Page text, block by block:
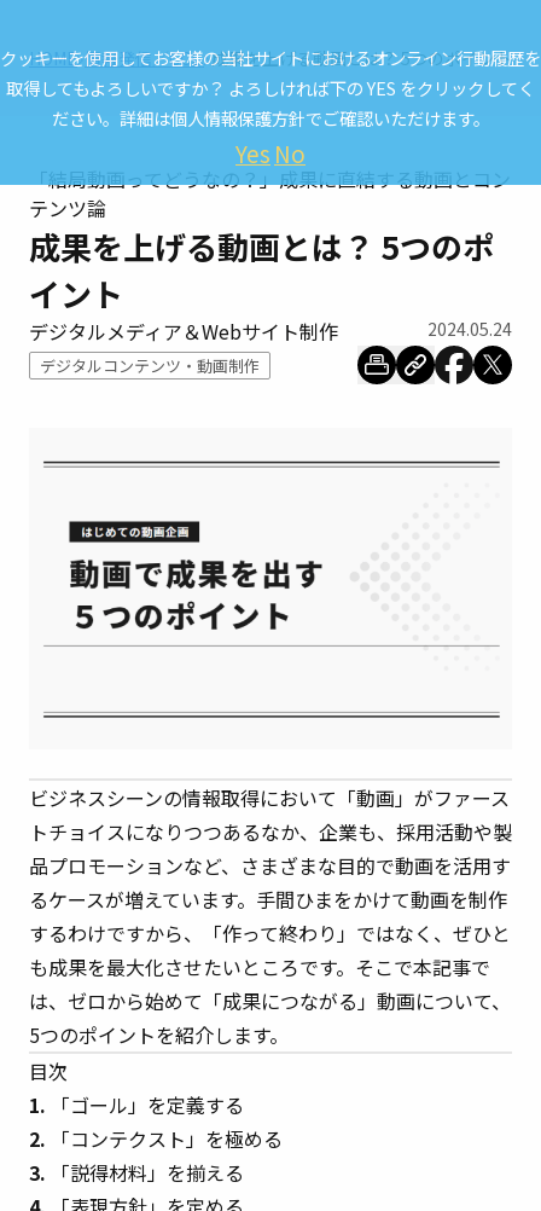
HOME 情報発信／CCL. 成果を上げる動画とは？ 5つのポイント
「結局動画ってどうなの？」成果に直結する動画とコン
テンツ論
成果を上げる動画とは？ 5つのポ
イント
デジタルメディア＆Webサイト制作 2024.05.24
デジタルコンテンツ・動画制作
ビジネスシーンの情報取得において「動画」がファース
トチョイスになりつつあるなか、企業も、採用活動や製
品プロモーションなど、さまざまな目的で動画を活用す
るケースが増えています。手間ひまをかけて動画を制作
するわけですから、「作って終わり」ではなく、ぜひと
も成果を最大化させたいところです。そこで本記事で
は、ゼロから始めて「成果につながる」動画について、
5つのポイントを紹介します。
目次
1.
「ゴール」を定義する
2.
「コンテクスト」を極める
3.
「説得材料」を揃える
クッキーを使用してお客様の当社サイトにおけるオンライン行動履歴を
取得してもよろしいですか？ よろしければ下の YES をクリックしてく
ださい。詳細は個人情報保護方針でご確認いただけます。
Yes No